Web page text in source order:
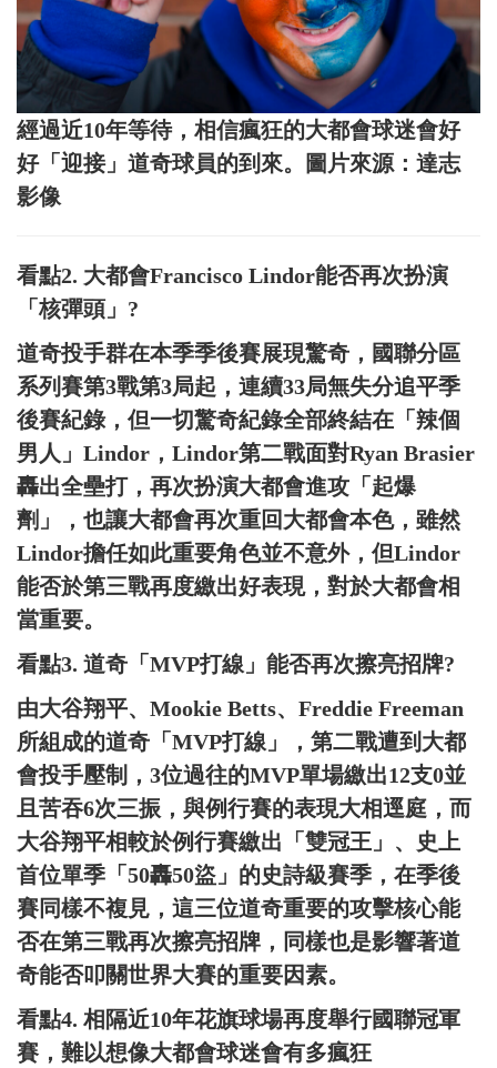
經過近10年等待，相信瘋狂的大都會球迷會好
好「迎接」道奇球員的到來。圖片來源：達志
影像
看點2. 大都會Francisco Lindor能否再次扮演
「核彈頭」?
道奇投手群在本季季後賽展現驚奇，國聯分區
系列賽第3戰第3局起，連續33局無失分追平季
後賽紀錄，但一切驚奇紀錄全部終結在「辣個
男人」Lindor，Lindor第二戰面對Ryan Brasier
轟出全壘打，再次扮演大都會進攻「起爆
劑」，也讓大都會再次重回大都會本色，雖然
Lindor擔任如此重要角色並不意外，但Lindor
能否於第三戰再度繳出好表現，對於大都會相
當重要。
看點3. 道奇「MVP打線」能否再次擦亮招牌?
由大谷翔平、Mookie Betts、Freddie Freeman
所組成的道奇「MVP打線」，第二戰遭到大都
會投手壓制，3位過往的MVP單場繳出12支0並
且苦吞6次三振，與例行賽的表現大相逕庭，而
大谷翔平相較於例行賽繳出「雙冠王」、史上
首位單季「50轟50盜」的史詩級賽季，在季後
賽同樣不複見，這三位道奇重要的攻擊核心能
否在第三戰再次擦亮招牌，同樣也是影響著道
奇能否叩關世界大賽的重要因素。
看點4. 相隔近10年花旗球場再度舉行國聯冠軍
賽，難以想像大都會球迷會有多瘋狂